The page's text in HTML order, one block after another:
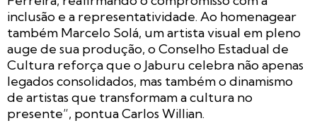
inclusão e a representatividade. Ao homenagear
também Marcelo Solá, um artista visual em pleno
auge de sua produção, o Conselho Estadual de
Cultura reforça que o Jaburu celebra não apenas
legados consolidados, mas também o dinamismo
de artistas que transformam a cultura no
presente”, pontua Carlos Willian.